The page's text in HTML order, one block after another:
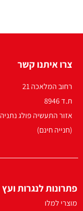
צרו איתנו קשר
רחוב המלאכה 21
ת.ד 8946
אזור התעשיה פולג נתניה
(חנייה חינם)
פתרונות לנגרות ועץ
מוצרי למלו